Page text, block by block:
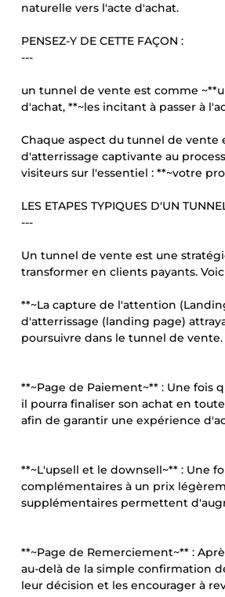
naturelle vers l'acte d'achat.
PENSEZ-Y DE CETTE FAÇON :
---
un tunnel de vente est comme
d'achat, **~les incitant à passer à
Chaque aspect du tunnel de
d'atterrissage captivante au
visiteurs sur l'essentiel : **~votre
LES ETAPES TYPIQUES D'UN
---
Un tunnel de vente est une
transformer en clients payants.
**~La capture de l'attention
d'atterrissage (landing page)
poursuivre dans le tunnel de vente.
**~Page de Paiement~** : Une fois
il pourra finaliser son achat en
afin de garantir une expérience
**~L'upsell et le downsell~** : Une
complémentaires à un prix
supplémentaires permettent
**~Page de Remerciement~** :
au-delà de la simple confirmation
leur décision et les encourager à